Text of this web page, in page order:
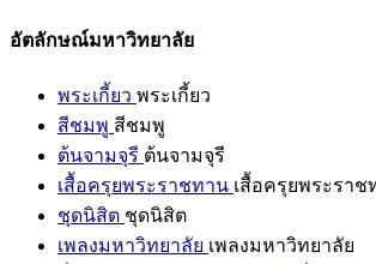
อัตลักษณ์มหาวิทยาลัย
พระเกี้ยว พระเกี้ยว
สีชมพู สีชมพู
ต้นจามจุรี ต้นจามจุรี
เสื้อครุยพระราชทาน เสื้อครุยพระราช
ชุดนิสิต ชุดนิสิต
เพลงมหาวิทยาลัย เพลงมหาวิทยาลัย